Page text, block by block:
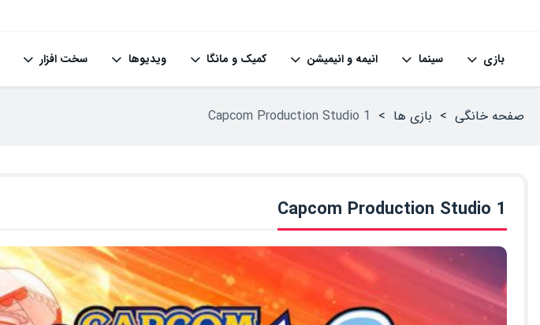
بازی سینما انیمه و انیمیشن کمیک و مانگا ویدیوها سخت افزار
صفحه خانگی > بازی ها >
Capcom Production Studio 1
Capcom Production Studio 1